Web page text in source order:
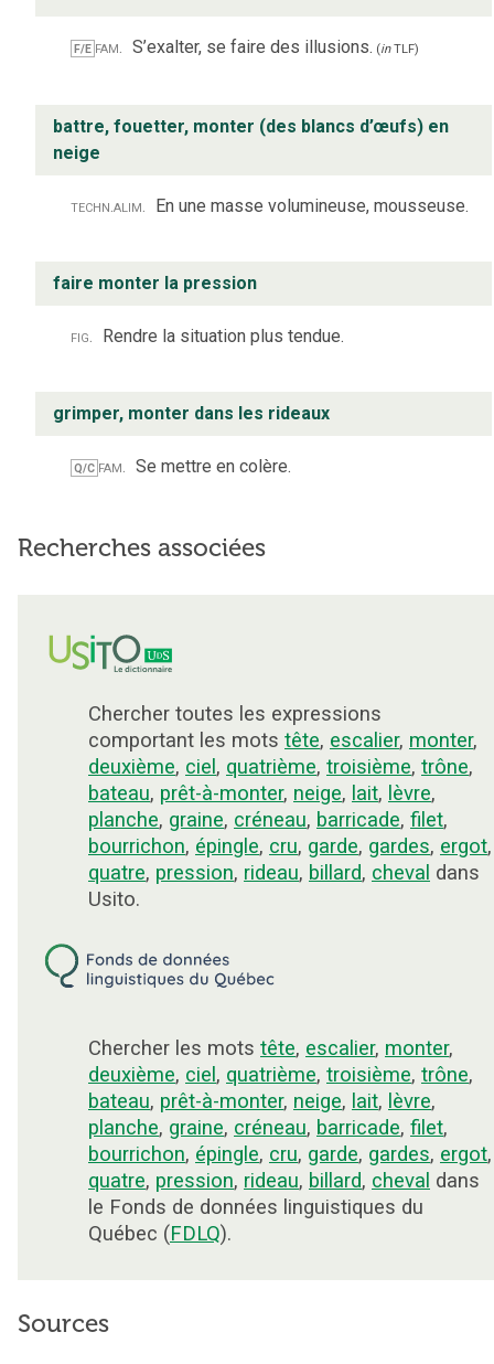
F/E fam. S’exalter, se faire des illusions. (inTLF)
battre, fouetter, monter (des blancs d’œufs) en
neige
techn.alim. En une masse volumineuse, mousseuse.
faire monter la pression
fig. Rendre la situation plus tendue.
grimper, monter dans les rideaux
Q/C fam. Se mettre en colère.
Recherches associées
Chercher toutes les expressions
comportant les mots tête, escalier, monter,
deuxième, ciel , quatrième, troisième, trône,
bateau, prêt-à-monter, neige, lait, lèvre,
planche, graine, créneau, barricade, filet,
bourrichon, épingle, cru, garde, gardes, ergot,
quatre, pression, rideau, billard, cheval dans
Usito.
Chercher les mots tête, escalier, monter,
deuxième, ciel , quatrième, troisième, trône,
bateau, prêt-à-monter, neige, lait, lèvre,
planche, graine, créneau, barricade, filet,
bourrichon, épingle, cru, garde, gardes, ergot,
quatre, pression, rideau, billard, cheval dans
le Fonds de données linguistiques du
Québec (FDLQ).
Sources